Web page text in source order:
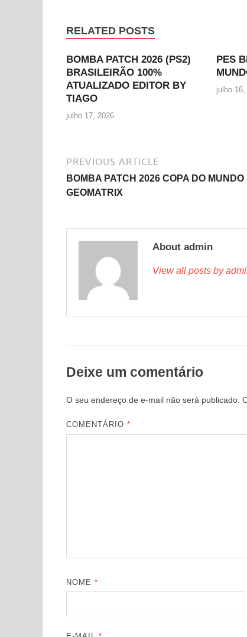
RELATED POSTS
BOMBA PATCH 2026 (PS2)
BRASILEIRÃO 100%
ATUALIZADO EDITOR BY
TIAGO
julho 17, 2026
PES
julho 16,
PREVIOUS ARTICLE
BOMBA PATCH 2026 COPA DO MUNDO
GEOMATRIX
About admin
View all posts by
Deixe um comentário
O seu endereço de e-mail não será publicado.
COMENTÁRIO*
NOME*